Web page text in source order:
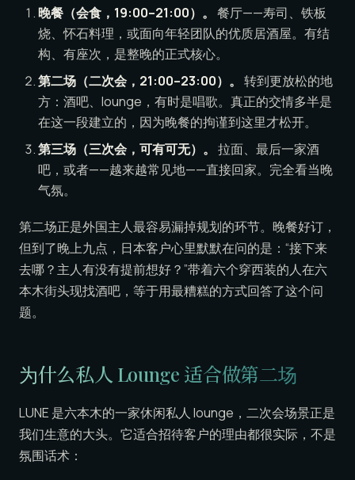
晚餐（会食，19:00–21:00）。 餐厅——寿司、铁板
烧、怀石料理，或面向年轻团队的优质居酒屋。有结
构、有座次，是整晚的正式核心。
第二场（二次会，21:00–23:00）。 转到更放松的地
方：酒吧、lounge，有时是唱歌。真正的交情多半是
在这一段建立的，因为晚餐的拘谨到这里才松开。
第三场（三次会，可有可无）。 拉面、最后一家酒
吧，或者——越来越常见地——直接回家。完全看当晚
气氛。
第二场正是外国主人最容易漏掉规划的环节。晚餐好订，
但到了晚上九点，日本客户心里默默在问的是：“接下来
去哪？主人有没有提前想好？”带着六个穿西装的人在六
本木街头现找酒吧，等于用最糟糕的方式回答了这个问
题。
为什么私人 Lounge 适合做第二场
LUNE 是六本木的一家休闲私人 lounge，二次会场景正是
我们生意的大头。它适合招待客户的理由都很实际，不是
氛围话术：